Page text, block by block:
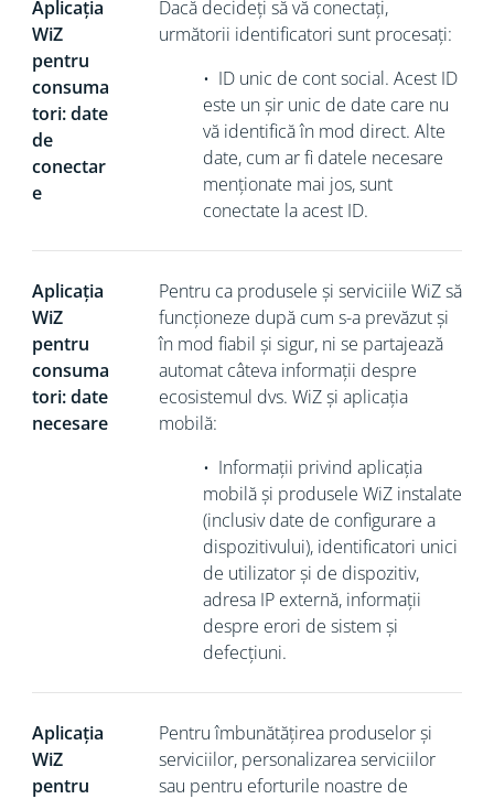
Aplicația
WiZ
pentru
consuma
tori: date
de
conectar
e
Dacă decideți să vă conectați,
următorii identificatori sunt procesați:
• ID unic de cont social. Acest ID
este un șir unic de date care nu
vă identifică în mod direct. Alte
date, cum ar fi datele necesare
menționate mai jos, sunt
conectate la acest ID.
Aplicația
WiZ
pentru
consuma
tori: date
necesare
Pentru ca produsele și serviciile WiZ să
funcționeze după cum s-a prevăzut și
în mod fiabil și sigur, ni se partajează
automat câteva informații despre
ecosistemul dvs. WiZ și aplicația
mobilă:
• Informații privind aplicația
mobilă și produsele WiZ instalate
(inclusiv date de configurare a
dispozitivului), identificatori unici
de utilizator și de dispozitiv,
adresa IP externă, informații
despre erori de sistem și
defecțiuni.
Aplicația
WiZ
pentru
Pentru îmbunătățirea produselor și
serviciilor, personalizarea serviciilor
sau pentru eforturile noastre de